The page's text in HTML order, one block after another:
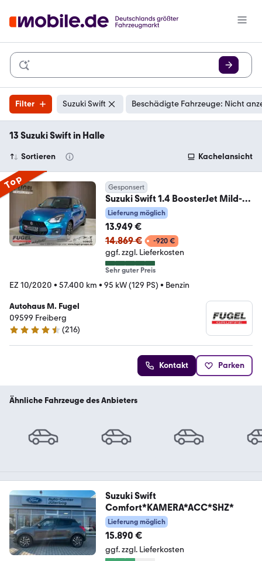
Filter Suzuki Swift Beschädigte Fahrzeuge: Nicht
13 Suzuki Swift in Halle
Sortieren Kachelansicht
Top Gesponsert
Suzuki Swift 1.4 BoosterJet Mild-
Hybrid Sport LED|Navi|
Lieferung möglich
13.949 €
14.869 €
-920 €
ggf. zzgl. Lieferkosten
Sehr guter Preis
EZ 10/2020 • 57.400 km • 95 kW (129 PS) • Benzin
Autohaus M. Fugel
09599 Freiberg
4.4 Sterne
(216)
Kontakt Parken
Ähnliche Fahrzeuge des Anbieters
Suzuki Swift
Comfort*KAMERA*ACC*SHZ*
Lieferung möglich
15.890 €
ggf. zzgl. Lieferkosten